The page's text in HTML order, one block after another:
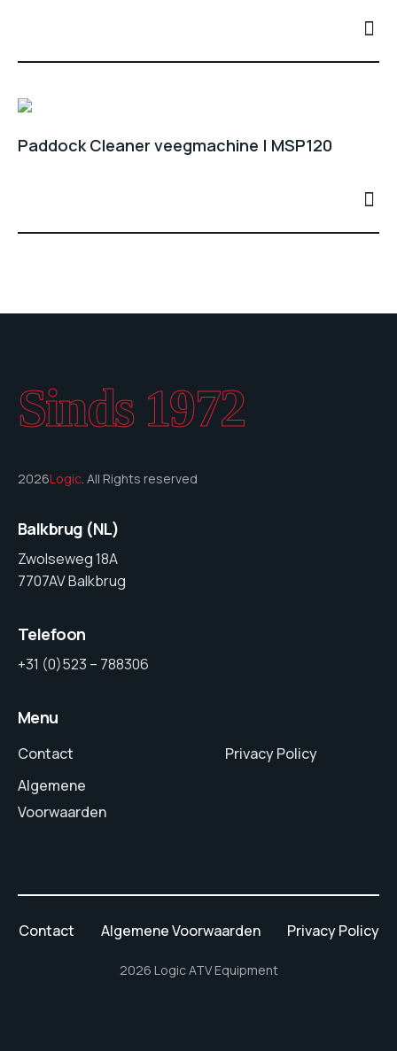
Paddock Cleaner veegmachine | MSP120
Sinds 1972
2026Logic. All Rights reserved
Balkbrug (NL)
Zwolseweg 18A
7707AV Balkbrug
Telefoon
+31 (0)523 – 788306
Menu
Contact
Algemene
Voorwaarden
Privacy Policy
Contact Algemene Voorwaarden Privacy Policy
2026 Logic ATV Equipment